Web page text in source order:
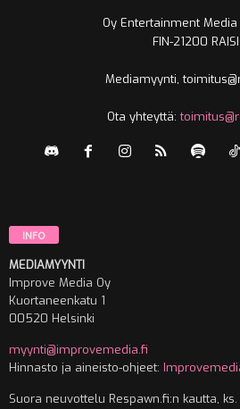
Oy Entertainment
FIN-21200
Mediamyynti,
Ota yhteyttä:
INFO
MEDIAMYYNTI
Improve Media Oy
Kuortaneenkatu 1
00520 Helsinki
myynti@improvemedia.fi
Hinnasto ja aineisto-ohjeet:
Suora neuvottelu Respawn.fi:n kautta,